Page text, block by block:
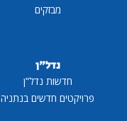
מבזקים
נדל"ן
חדשות נדל"ן
פרויקטים חדשים בנתניה